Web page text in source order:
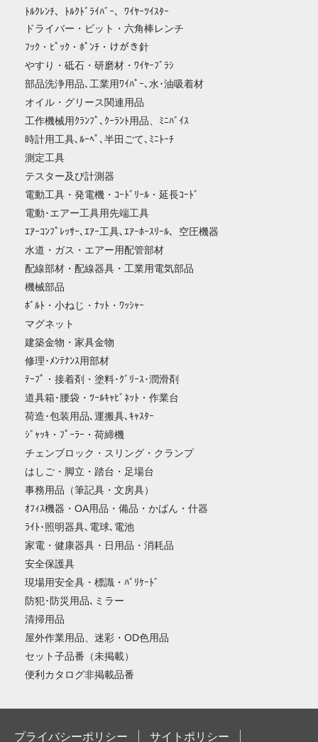
ﾄﾙｸﾚﾝﾁ、ﾄﾙｸﾄﾞﾗｲﾊﾞｰ、ﾜｲﾔｰﾂｲｽﾀｰ
ドライバー・ビット・六角棒レンチ
ﾌｯｸ・ﾋﾟｯｸ・ﾎﾟﾝﾁ・けがき針
やすり・砥石・研磨材・ﾜｲﾔｰﾌﾞﾗｼ
部品洗浄用品､工業用ﾜｲﾊﾟｰ､水･油吸着材
オイル・グリース関連用品
工作機械用ｸﾗﾝﾌﾟ､ｸｰﾗﾝﾄ用品、ﾐﾆﾊﾞｲｽ
時計用工具､ﾙｰﾍﾟ､半田ごて､ﾐﾆﾄｰﾁ
測定工具
テスター及び計測器
電動工具・発電機・ｺｰﾄﾞﾘｰﾙ・延長ｺｰﾄﾞ
電動･エアー工具用先端工具
ｴｱｰｺﾝﾌﾟﾚｯｻｰ､ｴｱｰ工具､ｴｱｰﾎｰｽﾘｰﾙ、空圧機器
水道・ガス・エアー用配管部材
配線部材・配線器具・工業用電気部品
機械部品
ﾎﾞﾙﾄ・小ねじ・ﾅｯﾄ・ﾜｯｼｬｰ
マグネット
建築金物・家具金物
修理･ﾒﾝﾃﾅﾝｽ用部材
ﾃｰﾌﾟ・接着剤・塗料･ｸﾞﾘｰｽ･潤滑剤
道具箱･腰袋・ﾂｰﾙｷｬﾋﾞﾈｯﾄ・作業台
荷造･包装用品､運搬具､ｷｬｽﾀｰ
ｼﾞｬｯｷ・ﾌﾟｰﾗｰ・荷締機
チェンブロック・スリング・クランプ
はしご・脚立・踏台・足場台
事務用品（筆記具・文房具）
ｵﾌｨｽ機器・OA用品・備品・かばん・什器
ﾗｲﾄ･照明器具､電球､電池
家電・健康器具・日用品・消耗品
安全保護具
現場用安全具・標識・ﾊﾞﾘｹｰﾄﾞ
防犯･防災用品､ミラー
清掃用品
屋外作業用品、迷彩・OD色用品
セット子品番（未掲載）
便利カタログ非掲載品番
プライバシーポリシー サイトポリシー